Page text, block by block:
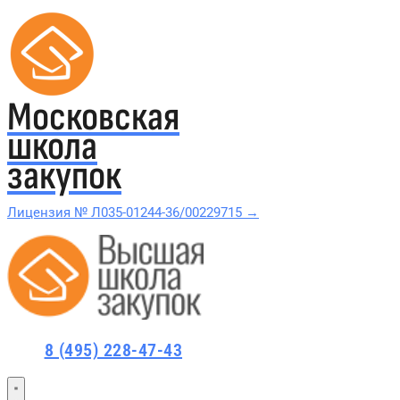
Московская
школа
закупок
Лицензия № Л035-01244-36/00229715 →
Проверить в реестре Рособрнадзора →
Курсы по 44-ФЗ
8 (495) 228-47-43